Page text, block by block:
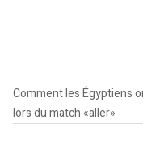
Comment les Égyptiens
lors du match «aller»